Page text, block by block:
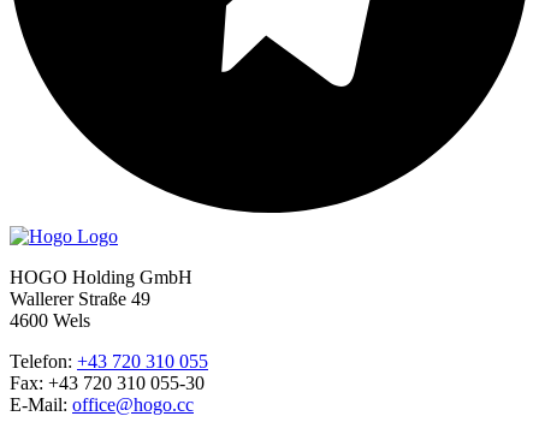
HOGO Holding GmbH
Wallerer Straße 49
4600 Wels
Telefon: +43 720 310 055
Fax: +43 720 310 055-30
E-Mail: office@hogo.cc